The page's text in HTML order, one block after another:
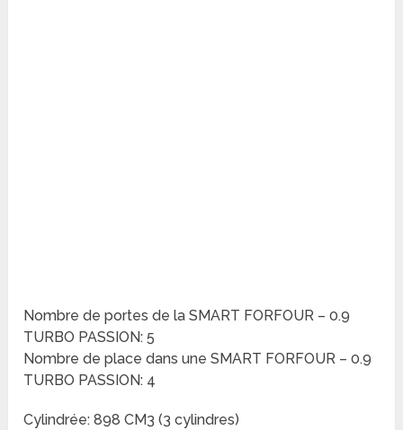
Nombre de portes de la SMART FORFOUR – 0.9
TURBO PASSION: 5
Nombre de place dans une SMART FORFOUR – 0.9
TURBO PASSION: 4
Cylindrée: 898 CM3 (3 cylindres)